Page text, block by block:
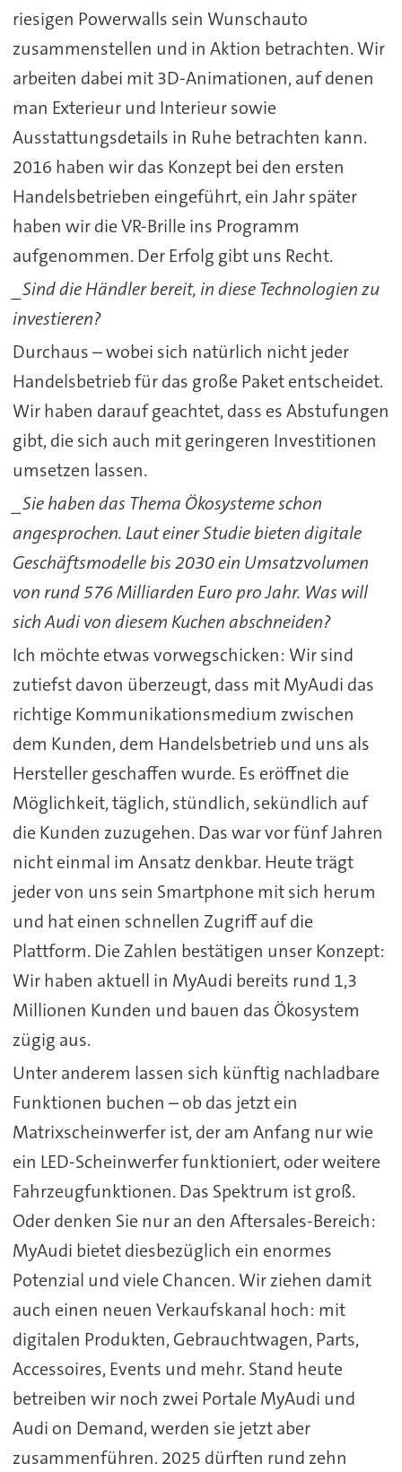
riesigen Powerwalls sein Wunschauto
zusammenstellen und in Aktion betrachten. Wir
arbeiten dabei mit 3D-Animationen, auf denen
man Exterieur und Interieur sowie
Ausstattungsdetails in Ruhe betrachten kann.
2016 haben wir das Konzept bei den ersten
Handelsbetrieben eingeführt, ein Jahr später
haben wir die VR-Brille ins Programm
aufgenommen. Der Erfolg gibt uns Recht.
_Sind die Händler bereit, in diese Technologien zu
investieren?
Durchaus – wobei sich natürlich nicht jeder
Handelsbetrieb für das große Paket entscheidet.
Wir haben darauf geachtet, dass es Abstufungen
gibt, die sich auch mit geringeren Investitionen
umsetzen lassen.
_Sie haben das Thema Ökosysteme schon
angesprochen. Laut einer Studie bieten digitale
Geschäftsmodelle bis 2030 ein Umsatzvolumen
von rund 576 Milliarden Euro pro Jahr. Was will
sich Audi von diesem Kuchen abschneiden?
Ich möchte etwas vorwegschicken: Wir sind
zutiefst davon überzeugt, dass mit MyAudi das
richtige Kommunikationsmedium zwischen
dem Kunden, dem Handelsbetrieb und uns als
Hersteller geschaffen wurde. Es eröffnet die
Möglichkeit, täglich, stündlich, sekündlich auf
die Kunden zuzugehen. Das war vor fünf Jahren
nicht einmal im Ansatz denkbar. Heute trägt
jeder von uns sein Smartphone mit sich herum
und hat einen schnellen Zugriff auf die
Plattform. Die Zahlen bestätigen unser Konzept:
Wir haben aktuell in MyAudi bereits rund 1,3
Millionen Kunden und bauen das Ökosystem
zügig aus.
Unter anderem lassen sich künftig nachladbare
Funktionen buchen – ob das jetzt ein
Matrixscheinwerfer ist, der am Anfang nur wie
ein LED-Scheinwerfer funktioniert, oder weitere
Fahrzeugfunktionen. Das Spektrum ist groß.
Oder denken Sie nur an den Aftersales-Bereich:
MyAudi bietet diesbezüglich ein enormes
Potenzial und viele Chancen. Wir ziehen damit
auch einen neuen Verkaufskanal hoch: mit
digitalen Produkten, Gebrauchtwagen, Parts,
Accessoires, Events und mehr. Stand heute
betreiben wir noch zwei Portale MyAudi und
Audi on Demand, werden sie jetzt aber
zusammenführen. 2025 dürften rund zehn